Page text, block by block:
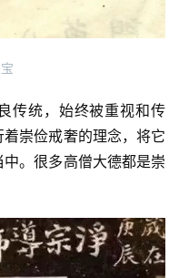
传统，始终被重视和传
崇俭戒奢的理念，将它
。很多高僧大德都是崇